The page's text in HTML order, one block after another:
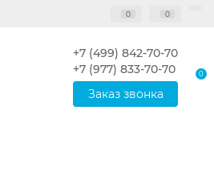
0 0
+7 (499) 842-70-70
+7 (977) 833-70-70
Заказ звонка
0